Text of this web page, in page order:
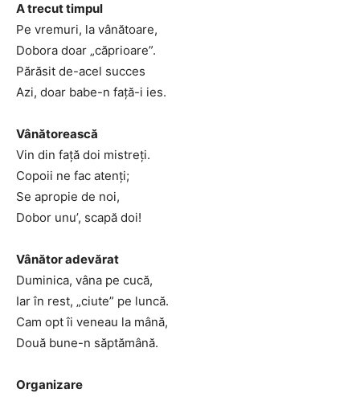
A trecut timpul
Pe vremuri, la vânătoare,
Dobora doar „căprioare”.
Părăsit de-acel succes
Azi, doar babe-n față-i ies.
Vânătorească
Vin din față doi mistreți.
Copoii ne fac atenți;
Se apropie de noi,
Dobor unu’, scapă doi!
Vânător adevărat
Duminica, vâna pe cucă,
Iar în rest, „ciute” pe luncă.
Cam opt îi veneau la mână,
Două bune-n săptămână.
Organizare